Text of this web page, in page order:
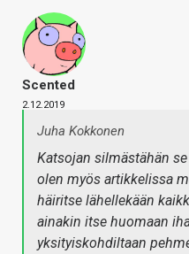
Scented
2.12.2019
Juha Kokkonen
Katsojan silmästähän
olen myös artikkelissa
häiritse lähellekään
ainakin itse huomaan
yksityiskohdiltaan